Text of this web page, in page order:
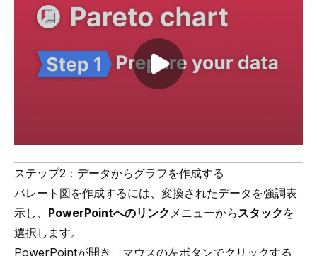
Play video
ステップ2：データからグラフを作成する
パレート図を作成するには、変換されたデータを強調表
示し、 PowerPointへのリンク メニューから スタック を
選択します。
PowerPointが開き、マウスの左ボタンでクリックする